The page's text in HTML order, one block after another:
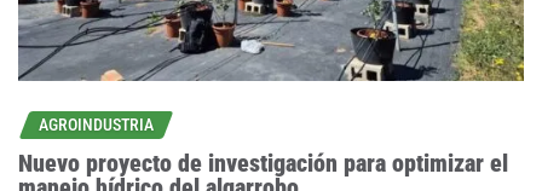
AGROINDUSTRIA
Nuevo proyecto de investigación para optimizar el